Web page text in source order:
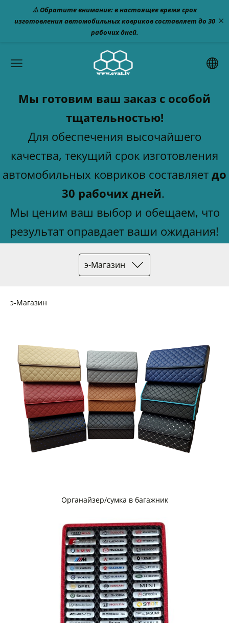
⚠️ Обратите внимание: в настоящее время срок
изготовления автомобильных ковриков составляет до 30
рабочих дней.
×
Мы готовим ваш заказ с особой
тщательностью!
Для обеспечения высочайшего
качества, текущий срок изготовления
автомобильных ковриков составляет до
30 рабочих дней.
Мы ценим ваш выбор и обещаем, что
результат оправдает ваши ожидания!
э-Магазин
э-Магазин
Органайзер/сумка в багажник